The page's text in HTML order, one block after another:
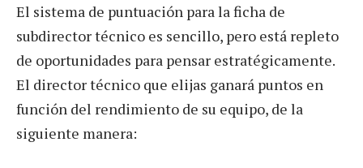
El sistema de puntuación para la ficha de
subdirector técnico es sencillo, pero está repleto
de oportunidades para pensar estratégicamente.
El director técnico que elijas ganará puntos en
función del rendimiento de su equipo, de la
siguiente manera: